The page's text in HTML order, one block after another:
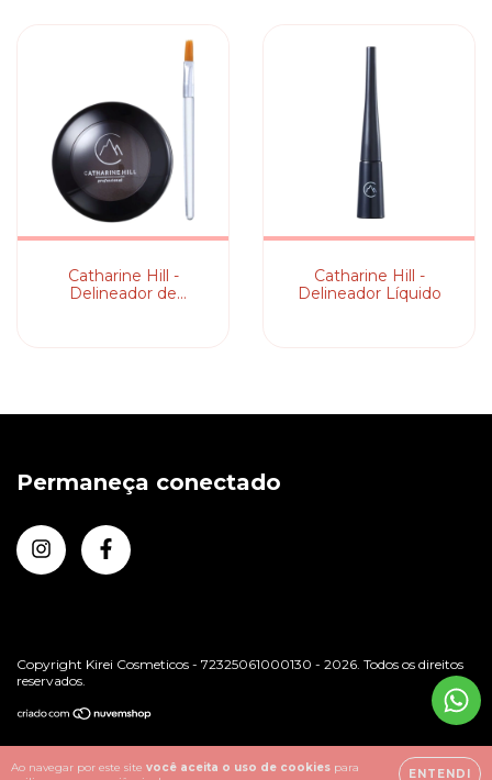
Ao navegar por este site você aceita o uso de cookies para
ENTENDI
Catharine Hill -
Delineador de
Catharine Hill -
Delineador Líquido
Permaneça conectado
Copyright Kirei Cosmeticos - 72325061000130 - 2026. Todos os direitos
reservados.